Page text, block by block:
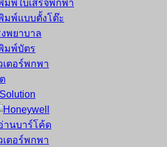
มพ์ใบเสร็จพกพา
มพ์แบบตั้งโต๊ะ
พยาบาล
มพ์บัตร
ตอร์พกพา
านบาร์โค้ด
ตอร์พกพา